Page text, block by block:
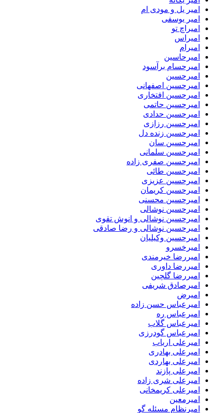
امیر یل و مودی ام
امیر یوسفی
امیراچ تو
امیراس
امیرام
امیرحاسین
امیرحسام برآسود
امیرحسین
امیرحسین اصفهانی
امیرحسین افتخاری
امیرحسین حاتمی
امیرحسین حدادی
امیرحسین رزازی
امیرحسین زنده دل
امیرحسین سان
امیرحسین سلمانی
امیرحسین صفری زاده
امیرحسین طائی
امیرحسین عزیزی
امیرحسین کریمان
امیرحسین محسنی
امیرحسین نوشالی
امیرحسین نوشالی و انوش تقوی
امیرحسین نوشالی و رضا صادقی
امیرحسین وکیلیان
امیرخسرو
امیررضا خیرمندی
امیررضا داوری
امیررضا گلچین
امیرصادق شریفی
امیرض
امیرعباس حسن زاده
امیرعباس ره
امیرعباس گلاب
امیرعباس گودرزی
امیرعلی ارباب
امیرعلی بهادری
امیرعلی بهاردی
امیرعلی پازند
امیرعلی شری زاده
امیرعلی کریمخانی
امیرمعین
امیرنظام مسئله گو